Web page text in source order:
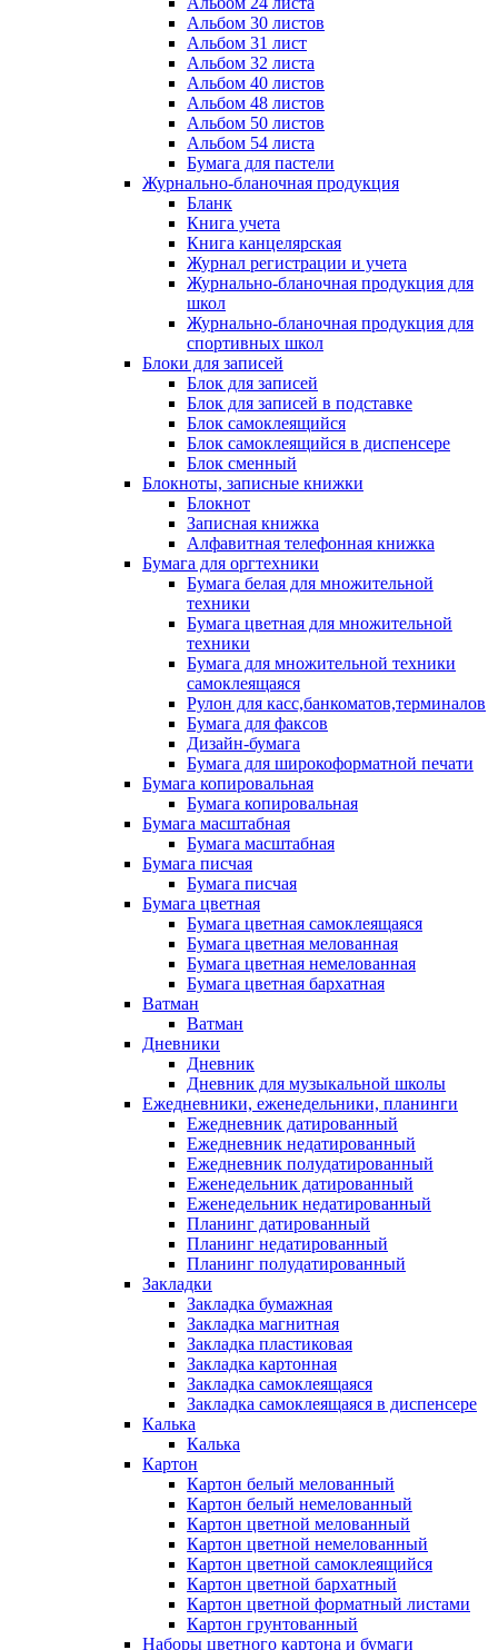
Альбом 30 листов
Альбом 31 лист
Альбом 32 листа
Альбом 40 листов
Альбом 48 листов
Альбом 50 листов
Альбом 54 листа
Бумага для пастели
Журнально-бланочная продукция
Бланк
Книга учета
Книга канцелярская
Журнал регистрации и учета
Журнально-бланочная продукция для
школ
Журнально-бланочная продукция для
спортивных школ
Блоки для записей
Блок для записей
Блок для записей в подставке
Блок самоклеящийся
Блок самоклеящийся в диспенсере
Блок сменный
Блокноты, записные книжки
Блокнот
Записная книжка
Алфавитная телефонная книжка
Бумага для оргтехники
Бумага белая для множительной
техники
Бумага цветная для множительной
техники
Бумага для множительной техники
самоклеящаяся
Рулон для касс,банкоматов,терминалов
Бумага для факсов
Дизайн-бумага
Бумага для широкоформатной печати
Бумага копировальная
Бумага копировальная
Бумага масштабная
Бумага масштабная
Бумага писчая
Бумага писчая
Бумага цветная
Бумага цветная самоклеящаяся
Бумага цветная мелованная
Бумага цветная немелованная
Бумага цветная бархатная
Ватман
Ватман
Дневники
Дневник
Дневник для музыкальной школы
Ежедневники, еженедельники, планинги
Ежедневник датированный
Ежедневник недатированный
Ежедневник полудатированный
Еженедельник датированный
Еженедельник недатированный
Планинг датированный
Планинг недатированный
Планинг полудатированный
Закладки
Закладка бумажная
Закладка магнитная
Закладка пластиковая
Закладка картонная
Закладка самоклеящаяся
Закладка самоклеящаяся в диспенсере
Калька
Калька
Картон
Картон белый мелованный
Картон белый немелованный
Картон цветной мелованный
Картон цветной немелованный
Картон цветной самоклеящийся
Картон цветной бархатный
Картон цветной форматный листами
Картон грунтованный
Наборы цветного картона и бумаги